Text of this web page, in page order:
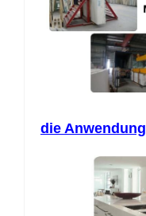
die Anwendung